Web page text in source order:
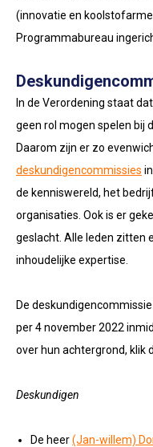
(innovatie en
Programmabureau
In de Verordening staat
geen rol mogen spelen bij
Daarom zijn er zo
deskundigencommissies
de kenniswereld, het
organisaties. Ook is er
geslacht. Alle leden zitten
inhoudelijke expertise.
De
per 4 november 2022
over hun achtergrond, klik
Deskundigen
De heer(Jan-willem)